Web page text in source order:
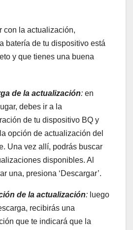
con la actualización,
⁢batería de tu dispositivo‌ está
y⁤ que tienes una⁣ buena
de la actualización: en⁢
debes ​ir a⁣ la
de ‌tu dispositivo BQ ​y
opción de actualización del
Una vez‌ allí,⁣ podrás buscar
disponibles.⁣ Al‌
⁢una,⁤ presiona ‘Descargar’.
de⁢ la actualización: luego
recibirás una
que⁤ te indicará ⁣que la